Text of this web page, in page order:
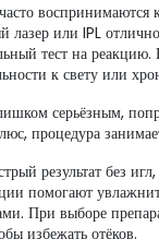
или IPL
тест на
к свету или
серьёзным,
процедура
результат без
помогают
При выборе
избежать отёков.